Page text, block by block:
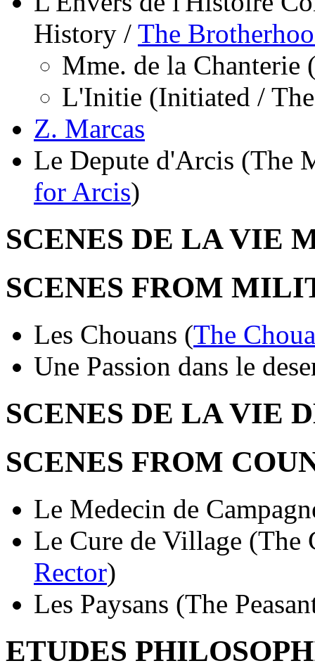
History / The
Mme. de la Chanterie
L'Initie (Initiated /
Z. Marcas
Le Depute d'Arcis (The
for Arcis)
SCENES DE LA VIE
SCENES FROM
Les Chouans (The
Une Passion dans le
SCENES DE LA VIE
SCENES FROM
Le Medecin de
Le Cure de Village (The
Rector)
Les Paysans (The
ETUDES